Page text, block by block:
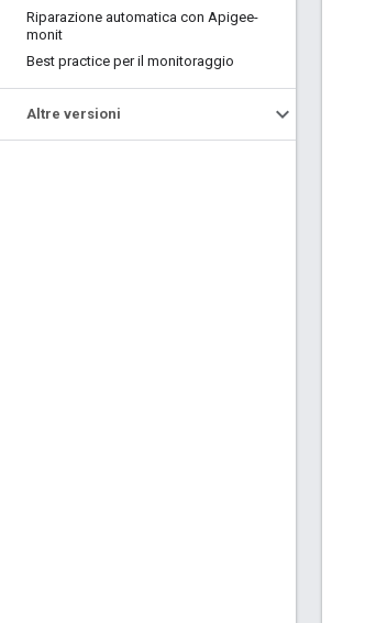
Riparazione automatica con Apigee-
monit
Best practice per il monitoraggio
Altre versioni